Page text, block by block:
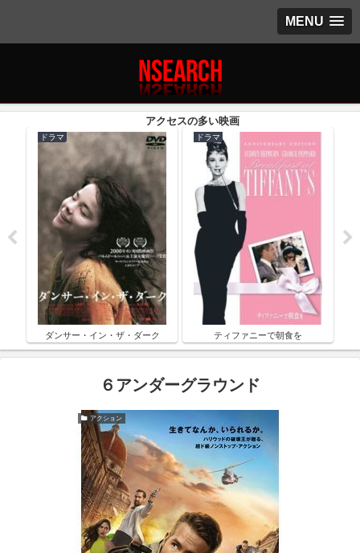
MENU
ドラマ
ダンサー・イン・ザ・ダーク
ドラマ
ティファニーで朝食を
６アンダーグラウンド
アクション